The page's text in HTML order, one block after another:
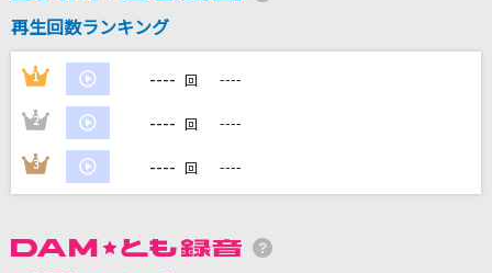
DAMに会員登録・ログインして
カラオケをもっと楽しもう！
再生回数ランキング
1 ---- 回 ----
2 ---- 回 ----
3 ---- 回 ----